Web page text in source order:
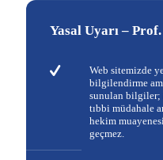
Yasal Uyarı –
Web sitemizde
bilgilendirme
sunulan bilgiler;
tıbbi müdahale
hekim
geçmez.